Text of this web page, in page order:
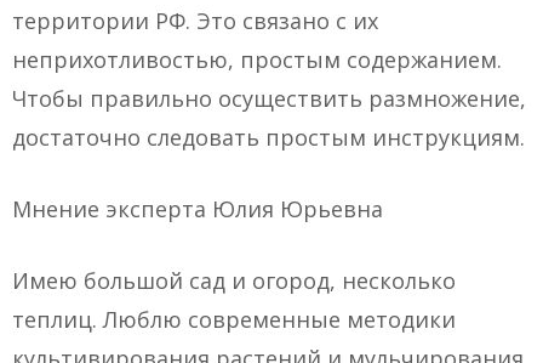
территории РФ. Это связано с их
неприхотливостью, простым содержанием.
Чтобы правильно осуществить размножение,
достаточно следовать простым инструкциям.
Мнение эксперта Юлия Юрьевна
Имею большой сад и огород, несколько
теплиц. Люблю современные методики